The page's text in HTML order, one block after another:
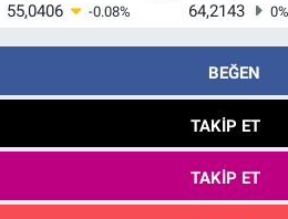
55,0406
-0.08%
64,2143
0
BEĞEN
TAKIP ET
TAKIP ET